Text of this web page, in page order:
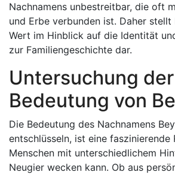
Nachnamens unbestreitbar, die oft
und Erbe verbunden ist. Daher
Wert im Hinblick auf die Identität
zur Familiengeschichte dar.
Untersuchung der
Bedeutung von
Die Bedeutung des Nachnamens
entschlüsseln, ist eine faszinierende
Menschen mit unterschiedlichem
Neugier wecken kann. Ob aus